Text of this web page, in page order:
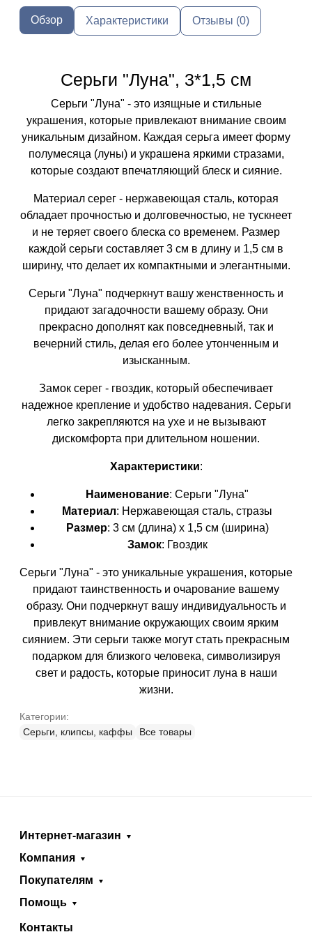
Обзор Характеристики Отзывы (0)
Серьги "Луна", 3*1,5 см
Серьги "Луна" - это изящные и стильные
украшения, которые привлекают внимание своим
уникальным дизайном. Каждая серьга имеет форму
полумесяца (луны) и украшена яркими стразами,
которые создают впечатляющий блеск и сияние.
Материал серег - нержавеющая сталь, которая
обладает прочностью и долговечностью, не тускнеет
и не теряет своего блеска со временем. Размер
каждой серьги составляет 3 см в длину и 1,5 см в
ширину, что делает их компактными и элегантными.
Серьги "Луна" подчеркнут вашу женственность и
придают загадочности вашему образу. Они
прекрасно дополнят как повседневный, так и
вечерний стиль, делая его более утонченным и
изысканным.
Замок серег - гвоздик, который обеспечивает
надежное крепление и удобство надевания. Серьги
легко закрепляются на ухе и не вызывают
дискомфорта при длительном ношении.
Характеристики:
Наименование: Серьги "Луна"
Материал: Нержавеющая сталь, стразы
Размер: 3 см (длина) х 1,5 см (ширина)
Замок: Гвоздик
Серьги "Луна" - это уникальные украшения, которые
придают таинственность и очарование вашему
образу. Они подчеркнут вашу индивидуальность и
привлекут внимание окружающих своим ярким
сиянием. Эти серьги также могут стать прекрасным
подарком для близкого человека, символизируя
свет и радость, которые приносит луна в наши
жизни.
Категории:
Серьги, клипсы, каффы
Все товары
Интернет-магазин
Компания
Покупателям
Помощь
Контакты